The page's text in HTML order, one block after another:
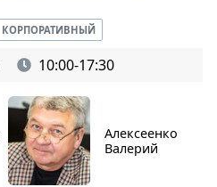
КОРПОРАТИВНЫЙ
10:00-17:30
Алексеенко
Валерий